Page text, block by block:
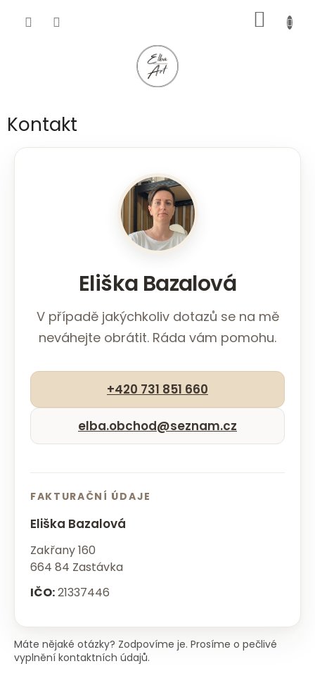
KOŠÍK
Kontakt
Eliška Bazalová
V případě jakýchkoliv dotazů se na mě
neváhejte obrátit. Ráda vám pomohu.
+420 731 851 660
elba.obchod@seznam.cz
FAKTURAČNÍ ÚDAJE
Eliška Bazalová
Zakřany 160
664 84 Zastávka
IČO:21337446
Máte nějaké otázky? Zodpovíme je. Prosíme o pečlivé
vyplnění kontaktních údajů.